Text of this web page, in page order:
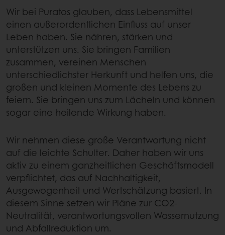
Wir bei Puratos glauben, dass Lebensmittel
einen außerordentlichen Einfluss auf unser
Leben haben. Sie nähren, stärken und
unterstützen uns. Sie bringen Familien
zusammen, vereinen Menschen
unterschiedlichster Herkunft und helfen uns, die
großen und kleinen Momente des Lebens zu
feiern. Sie bringen uns zum Lächeln und können
sogar eine heilende Wirkung haben.
Wir nehmen diese große Verantwortung nicht
auf die leichte Schulter. Daher haben wir uns
aktiv zu einem ganzheitlichen Geschäftsmodell
verpflichtet, das auf Nachhaltigkeit,
Ausgewogenheit und Wertschätzung basiert. In
diesem Sinne setzen wir Pläne zur CO2-
Neutralität, verantwortungsvollen Wassernutzung
und Abfallreduktion um.